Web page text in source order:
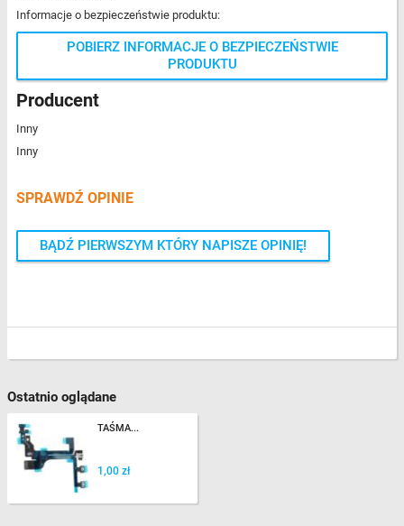
Informacje o bezpieczeństwie produktu:
POBIERZ INFORMACJE O BEZPIECZEŃSTWIE
PRODUKTU
Producent
Inny
Inny
SPRAWDŹ OPINIE
BĄDŹ PIERWSZYM KTÓRY NAPISZE OPINIĘ!
Ostatnio oglądane
TAŚMA...
1,00 zł